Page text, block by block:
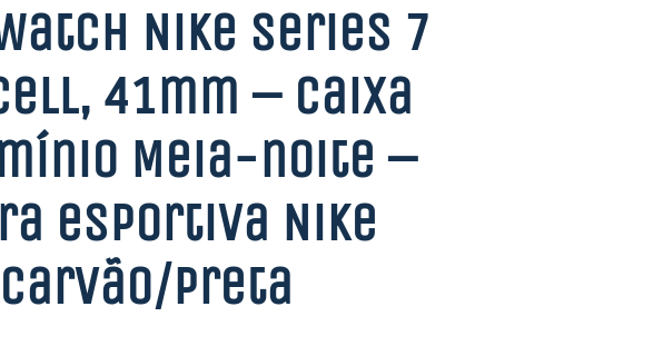
Nike Series 7
41mm – Caixa
Meia-noite –
esportiva Nike
preta